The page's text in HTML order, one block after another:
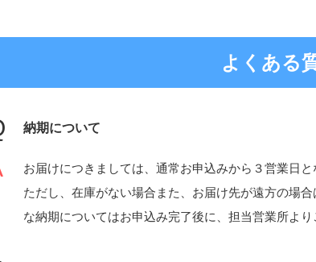
よくある
納期について
お届けにつきましては、通常お申込みから３営業日と
ただし、在庫がない場合また、お届け先が遠方の場
な納期についてはお申込み完了後に、担当営業所より